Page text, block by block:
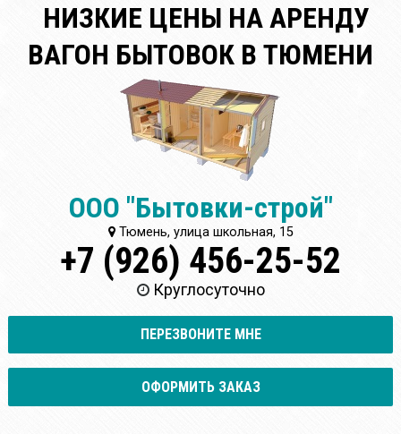
НИЗКИЕ ЦЕНЫ НА АРЕНДУ
ВАГОН БЫТОВОК В ТЮМЕНИ
ООО "Бытовки-строй"
Тюмень, улица школьная, 15
+7 (926) 456-25-52
Круглосуточно
ПЕРЕЗВОНИТЕ МНЕ
ОФОРМИТЬ ЗАКАЗ